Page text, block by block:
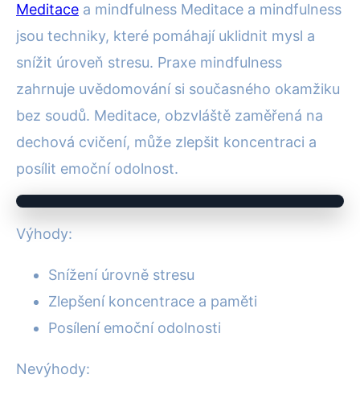
Meditace a mindfulness Meditace a mindfulness
jsou techniky, které pomáhají uklidnit mysl a
snížit úroveň stresu. Praxe mindfulness
zahrnuje uvědomování si současného okamžiku
bez soudů. Meditace, obzvláště zaměřená na
dechová cvičení, může zlepšit koncentraci a
posílit emoční odolnost.
Výhody:
Snížení úrovně stresu
Zlepšení koncentrace a paměti
Posílení emoční odolnosti
Nevýhody: